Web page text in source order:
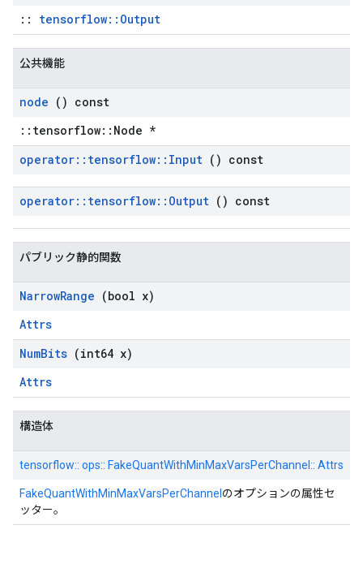
:: tensorflow::Output
公共機能
node () const
::tensorflow::Node *
operator:: tensorflow:: Input () const
operator:: tensorflow:: Output () const
パブリック静的関数
NarrowRange (bool x)
Attrs
NumBits (int64 x)
Attrs
構造体
tensorflow:: ops:: FakeQuantWithMinMaxVarsPerChannel:: Attrs
FakeQuantWithMinMaxVarsPerChannel のオプションの属性セ
ッター。